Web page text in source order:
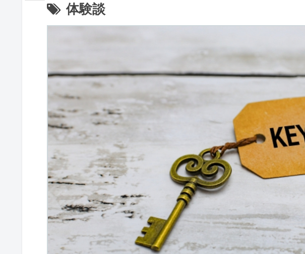
体験談